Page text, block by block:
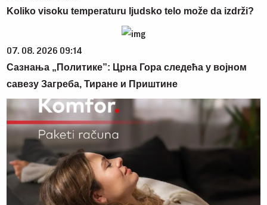
Koliko visoku temperaturu ljudsko telo može da izdrži?
07. 08. 2026 09:14
Сазнања „Политике”: Црна Гора следећа у војном
савезу Загреба, Тиране и Приштине